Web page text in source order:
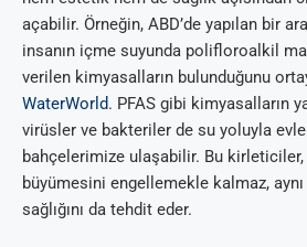
açabilir. Örneğin, ABD’de yapılan bir
insanın içme suyunda polifloroalkil
verilen kimyasalların bulunduğunu
WaterWorld. PFAS gibi kimyasalların
virüsler ve bakteriler de su yoluyla
bahçelerimize ulaşabilir. Bu
büyümesini engellemekle kalmaz,
sağlığını da tehdit eder.